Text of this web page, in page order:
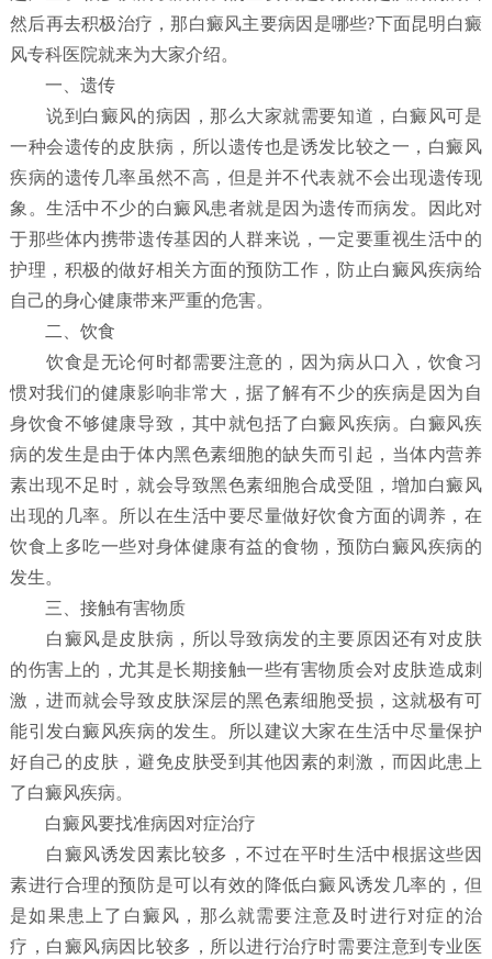
然后再去积极治疗，那白癜风主要病因是哪些?下面昆明白癜
风专科医院就来为大家介绍。
一、遗传
说到白癜风的病因，那么大家就需要知道，白癜风可是
一种会遗传的皮肤病，所以遗传也是诱发比较之一，白癜风
疾病的遗传几率虽然不高，但是并不代表就不会出现遗传现
象。生活中不少的白癜风患者就是因为遗传而病发。因此对
于那些体内携带遗传基因的人群来说，一定要重视生活中的
护理，积极的做好相关方面的预防工作，防止白癜风疾病给
自己的身心健康带来严重的危害。
二、饮食
饮食是无论何时都需要注意的，因为病从口入，饮食习
惯对我们的健康影响非常大，据了解有不少的疾病是因为自
身饮食不够健康导致，其中就包括了白癜风疾病。白癜风疾
病的发生是由于体内黑色素细胞的缺失而引起，当体内营养
素出现不足时，就会导致黑色素细胞合成受阻，增加白癜风
出现的几率。所以在生活中要尽量做好饮食方面的调养，在
饮食上多吃一些对身体健康有益的食物，预防白癜风疾病的
发生。
三、接触有害物质
白癜风是皮肤病，所以导致病发的主要原因还有对皮肤
的伤害上的，尤其是长期接触一些有害物质会对皮肤造成刺
激，进而就会导致皮肤深层的黑色素细胞受损，这就极有可
能引发白癜风疾病的发生。所以建议大家在生活中尽量保护
好自己的皮肤，避免皮肤受到其他因素的刺激，而因此患上
了白癜风疾病。
白癜风要找准病因对症治疗
白癜风诱发因素比较多，不过在平时生活中根据这些因
素进行合理的预防是可以有效的降低白癜风诱发几率的，但
是如果患上了白癜风，那么就需要注意及时进行对症的治
疗，白癜风病因比较多，所以进行治疗时需要注意到专业医